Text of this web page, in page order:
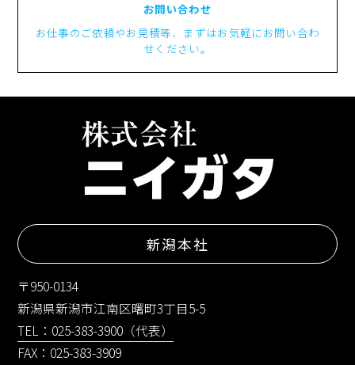
お問い合わせ
お仕事のご依頼やお見積等、まずはお気軽にお問い合わ
せください。
新潟本社
〒950-0134
新潟県新潟市江南区曙町3丁目5-5
TEL：025-383-3900（代表）
FAX：025-383-3909